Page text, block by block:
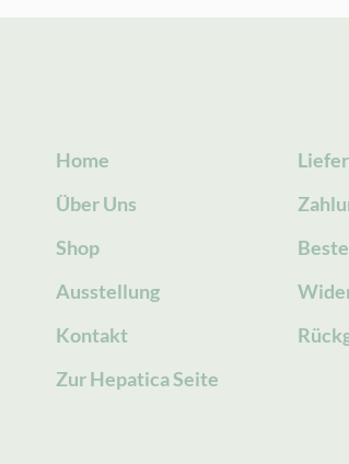
Home
Über Uns
Shop
Ausstellung
Kontakt
Zur Hepatica Seite